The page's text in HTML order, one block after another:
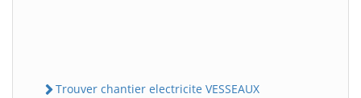
Trouver chantier electricite VESSEAUX